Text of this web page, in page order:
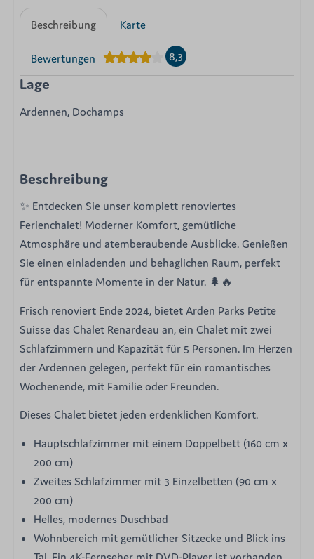
Beschreibung Karte
Bewertungen 8,3
Lage
Ardennen, Dochamps
Beschreibung
✨ Entdecken Sie unser komplett renoviertes
Ferienchalet! Moderner Komfort, gemütliche
Atmosphäre und atemberaubende Ausblicke. Genießen
Sie einen einladenden und behaglichen Raum, perfekt
für entspannte Momente in der Natur. 🌲🔥
Frisch renoviert Ende 2024, bietet Arden Parks Petite
Suisse das Chalet Renardeau an, ein Chalet mit zwei
Schlafzimmern und Kapazität für 5 Personen. Im Herzen
der Ardennen gelegen, perfekt für ein romantisches
Wochenende, mit Familie oder Freunden.
Dieses Chalet bietet jeden erdenklichen Komfort.
Hauptschlafzimmer mit einem Doppelbett (160 cm x
200 cm)
Zweites Schlafzimmer mit 3 Einzelbetten (90 cm x
200 cm)
Helles, modernes Duschbad
Wohnbereich mit gemütlicher Sitzecke und Blick ins